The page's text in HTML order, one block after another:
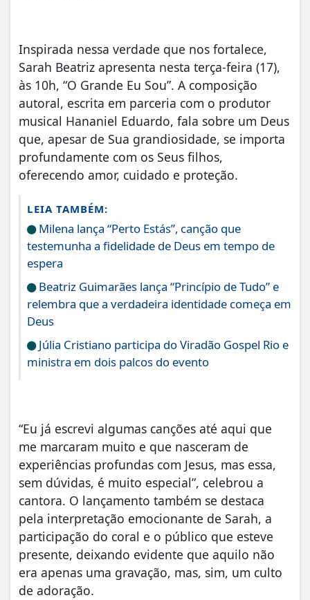
Inspirada nessa verdade que nos fortalece,
Sarah Beatriz apresenta nesta terça-feira (17),
às 10h, “O Grande Eu Sou”. A composição
autoral, escrita em parceria com o produtor
musical Hananiel Eduardo, fala sobre um Deus
que, apesar de Sua grandiosidade, se importa
profundamente com os Seus filhos,
oferecendo amor, cuidado e proteção.
LEIA TAMBÉM:
Milena lança “Perto Estás”, canção que
testemunha a fidelidade de Deus em tempo de
espera
Beatriz Guimarães lança “Princípio de Tudo” e
relembra que a verdadeira identidade começa em
Deus
Júlia Cristiano participa do Viradão Gospel Rio e
ministra em dois palcos do evento
“Eu já escrevi algumas canções até aqui que
me marcaram muito e que nasceram de
experiências profundas com Jesus, mas essa,
sem dúvidas, é muito especial”, celebrou a
cantora. O lançamento também se destaca
pela interpretação emocionante de Sarah, a
participação do coral e o público que esteve
presente, deixando evidente que aquilo não
era apenas uma gravação, mas, sim, um culto
de adoração.